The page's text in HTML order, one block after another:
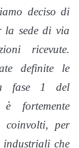
deciso di
la sede di via
ricevute.
definite le
fase 1 del
è fortemente
coinvolti, per
che